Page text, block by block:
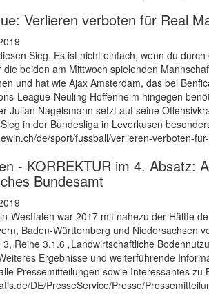
Verlieren verboten für Real
Sieg. Es ist nicht einfach, wenn du
beiden am Mittwoch spielenden
und hat wie Ajax Amsterdam, das bei
League-Neuling Hoffenheim hingegen
Julian Nagelsmann setzt auf seine
in der Bundesliga in Leverkusen
de/sport/fussball/verlieren-verboten-
- KORREKTUR im 4. Absatz:
Bundesamt
Westfalen war 2017 mit nahezu der Hälfte
Baden-Württemberg und Niedersachsen
Reihe 3.1.6 „Landwirtschaftliche
Ergebnisse und weiterführende
Pressemitteilungen sowie Interessantes
DE/PresseService/Presse/